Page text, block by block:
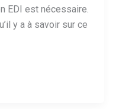
EDI est nécessaire.
y a à savoir sur ce